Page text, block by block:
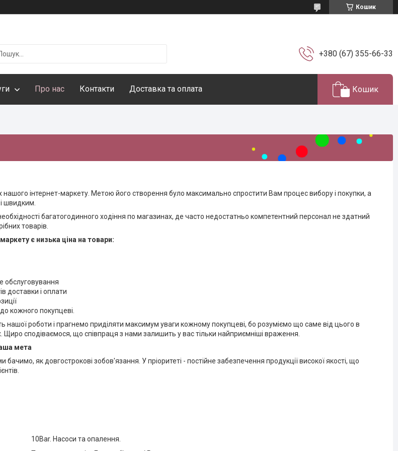
Кошик
+380 (67) 355-66-33
Про нас Контакти Доставка та оплата Кошик
нашого інтернет-маркету. Метою його створення було максимально спростити Вам процес вибору і покупки, а
швидким.
багатогодинного ходіння по магазинах, де часто недостатньо компетентний персонал не здатний
товарів.
є низька ціна на товари:
обслуговування
доставки і оплати
кожного покупцеві.
нашої роботи і прагнемо приділяти максимум уваги кожному покупцеві, бо розуміємо що саме від цього в
сподіваємося, що співпраця з нами залишить у вас тільки найприємніші враження.
мета
бачимо, як довгострокові зобов'язання. У пріоритеті - постійне забезпечення продукції високої якості, що
10Bar. Насоси та опалення.